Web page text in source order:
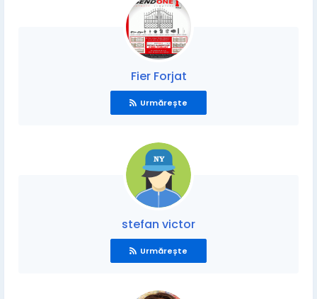
Fier Forjat
Urmărește
stefan victor
Urmărește